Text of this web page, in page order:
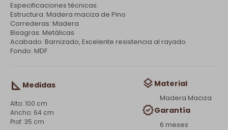
Especificaciones técnicas:
Estructura: Madera maciza de Pino
Correderas: Madera
Bisagras: Metálicas
Acabado: Barnizado, Excelente resistencia al rayado
Fondo: MDF
Medidas
100 cm
64 cm
35 cm
Material
Madera Maciza
Garantía
6 meses